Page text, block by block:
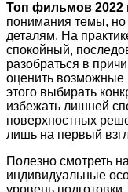
Топ фильмов 2022
понимания темы, но
деталям. На
спокойный,
разобраться в
оценить возможные
этого выбирать
избежать лишней
поверхностных
лишь на первый
Полезно смотреть
индивидуальные
уровень